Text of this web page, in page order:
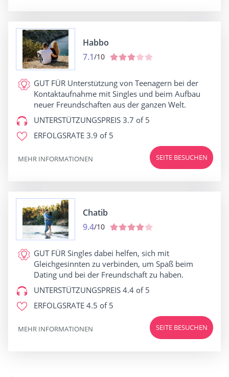
Habbo
7.1/10
GUT FÜR Unterstützung von Teenagern bei der
Kontaktaufnahme mit Singles und beim Aufbau
neuer Freundschaften aus der ganzen Welt.
UNTERSTÜTZUNGSPREIS 3.7 of 5
ERFOLGSRATE 3.9 of 5
SEITE BESUCHEN
MEHR INFORMATIONEN
Chatib
9.4/10
GUT FÜR Singles dabei helfen, sich mit
Gleichgesinnten zu verbinden, um Spaß beim
Dating und bei der Freundschaft zu haben.
UNTERSTÜTZUNGSPREIS 4.4 of 5
ERFOLGSRATE 4.5 of 5
SEITE BESUCHEN
MEHR INFORMATIONEN